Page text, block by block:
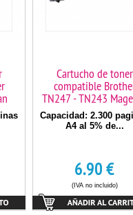
Cartucho de toner
compatible
TN247 - TN243
Capacidad: 2.300
A4 al 5% de...
6.90€
(IVA no incluido)